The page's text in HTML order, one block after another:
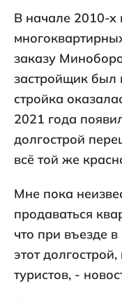
В начале 2010-х
заказу
застройщик был
стройка
2021 года
долгострой
всё той же
Мне пока
продаваться
что при въезде
этот
туристов, -